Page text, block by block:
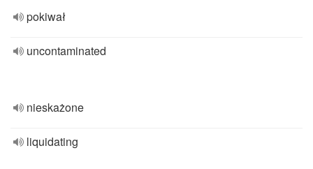
pokiwał
uncontaminated
nieskażone
liquidating